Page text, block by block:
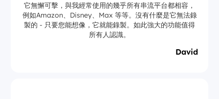
它無懈可擊，與我經常使用的幾乎所有串流平台都相容，
例如Amazon、Disney、Max 等等。沒有什麼是它無法錄
製的 - 只要您能想像，它就能錄製。如此強大的功能值得
所有人認識。
David